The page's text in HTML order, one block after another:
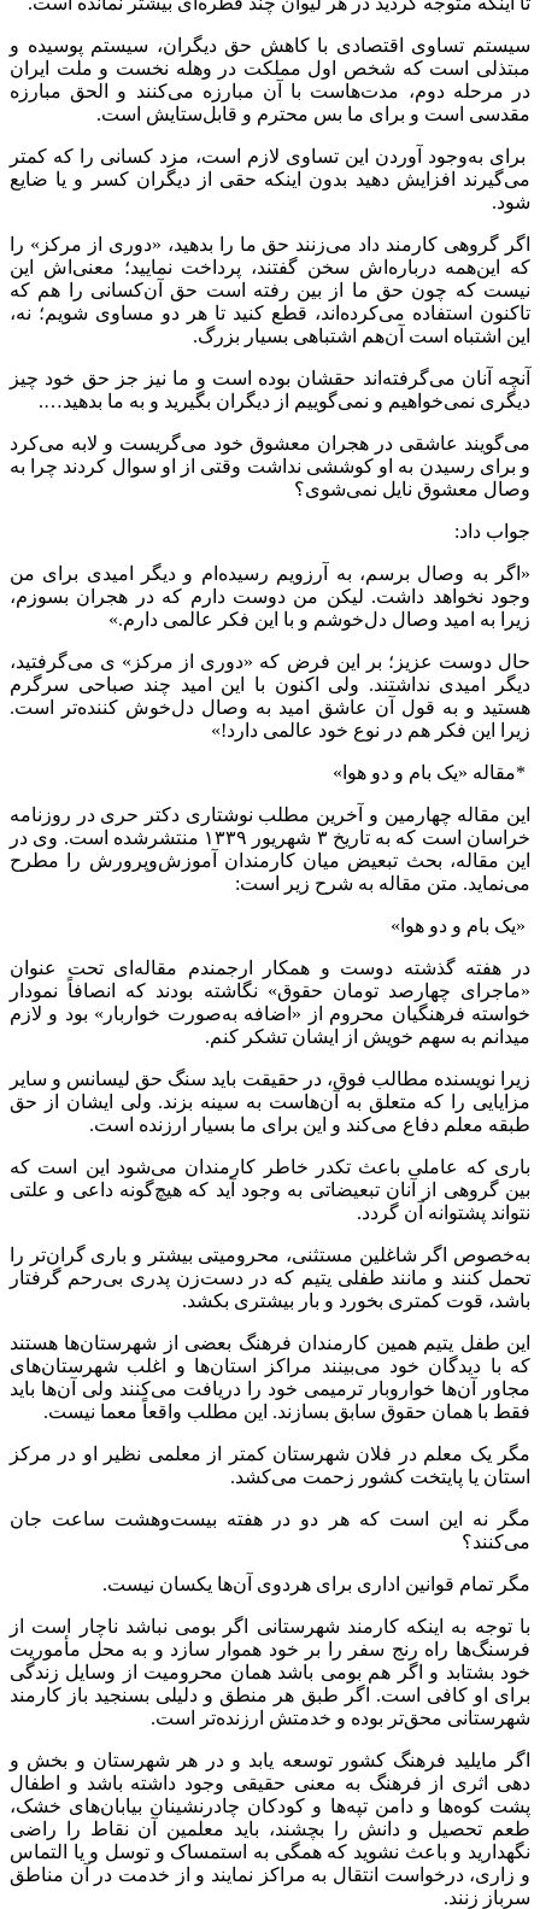
سیستم تساوی اقتصادی با کاهش حق دیگران، سیستم پوسیده و
مبتذلی است که شخص اول مملکت در وهله نخست و ملت ایران
در مرحله دوم، مدت‌هاست با آن مبارزه می‌کنند و الحق مبارزه
مقدسی است و برای ما بس محترم و قابل‌ستایش است.
برای به‌وجود آوردن این تساوی لازم است، مزد کسانی را که کمتر
می‌گیرند افزایش دهید بدون اینکه حقی از دیگران کسر و یا ضایع
شود.
اگر گروهی کارمند داد می‌زنند حق ما را بدهید، «دوری از مرکز» را
که این‌همه درباره‌اش سخن گفتند، پرداخت نمایید؛ معنی‌اش این
نیست که چون حق ما از بین رفته است حق آن‌کسانی را هم که
تاکنون استفاده می‌کرده‌اند، قطع کنید تا هر دو مساوی شویم؛ نه،
این اشتباه است آن‌هم اشتباهی بسیار بزرگ.
آنچه آنان می‌گرفته‌اند حقشان بوده است و ما نیز جز حق خود چیز
دیگری نمی‌خواهیم و نمی‌گوییم از دیگران بگیرید و به ما بدهید….
می‌گویند عاشقی در هجران معشوق خود می‌گریست و لابه می‌کرد
و برای رسیدن به او کوششی نداشت وقتی از او سوال کردند چرا به
وصال معشوق نایل نمی‌شوی؟
جواب داد:
«اگر به وصال برسم، به آرزویم رسیده‌ام و دیگر امیدی برای من
وجود نخواهد داشت. لیکن من دوست دارم که در هجران بسوزم،
زیرا به امید وصال دل‌خوشم و با این فکر عالمی دارم.»
حال دوست عزیز؛ بر این فرض که «دوری از مرکز» ی می‌گرفتید،
دیگر امیدی نداشتند. ولی اکنون با این امید چند صباحی سرگرم
هستید و به قول آن عاشق امید به وصال دل‌خوش کننده‌تر است.
زیرا این فکر هم در نوع خود عالمی دارد!»
*مقاله «یک بام و دو هوا»
این مقاله چهارمین و آخرین مطلب نوشتاری دکتر حری در روزنامه
خراسان است که به تاریخ ۳ شهریور ۱۳۳۹ منتشرشده است. وی در
این مقاله، بحث تبعیض میان کارمندان آموزش‌وپرورش را مطرح
می‌نماید. متن مقاله به شرح زیر است:
«یک بام و دو هوا»
در هفته گذشته دوست و همکار ارجمندم مقاله‌ای تحت عنوان
«ماجرای چهارصد تومان حقوق» نگاشته بودند که انصافاً نمودار
خواسته فرهنگیان محروم از «اضافه به‌صورت خواربار» بود و لازم
میدانم به سهم خویش از ایشان تشکر کنم.
زیرا نویسنده مطالب فوق، در حقیقت باید سنگ حق لیسانس و سایر
مزایایی را که متعلق به آن‌هاست به سینه بزند. ولی ایشان از حق
طبقه معلم دفاع می‌کند و این برای ما بسیار ارزنده است.
باری که عاملی باعث تکدر خاطر کارمندان می‌شود این است که
بین گروهی از آنان تبعیضاتی به وجود آید که هیچ‌گونه داعی و علتی
نتواند پشتوانه آن گردد.
به‌خصوص اگر شاغلین مستثنی، محرومیتی بیشتر و باری گران‌تر را
تحمل کنند و مانند طفلی یتیم که در دست‌زن پدری بی‌رحم گرفتار
باشد، قوت کمتری بخورد و بار بیشتری بکشد.
این طفل یتیم همین کارمندان فرهنگ بعضی از شهرستان‌ها هستند
که با دیدگان خود می‌بینند مراکز استان‌ها و اغلب شهرستان‌های
مجاور آن‌ها خواروبار ترمیمی خود را دریافت می‌کنند ولی آن‌ها باید
فقط با همان حقوق سابق بسازند. این مطلب واقعاً معما نیست.
مگر یک معلم در فلان شهرستان کمتر از معلمی نظیر او در مرکز
استان یا پایتخت کشور زحمت می‌کشد.
مگر نه این است که هر دو در هفته بیست‌وهشت ساعت جان
می‌کنند؟
مگر تمام قوانین اداری برای هردوی آن‌ها یکسان نیست.
با توجه به اینکه کارمند شهرستانی اگر بومی نباشد ناچار است از
فرسنگ‌ها راه رنج سفر را بر خود هموار سازد و به محل مأموریت
خود بشتابد و اگر هم بومی باشد همان محرومیت از وسایل زندگی
برای او کافی است. اگر طبق هر منطق و دلیلی بسنجید باز کارمند
شهرستانی محق‌تر بوده و خدمتش ارزنده‌تر است.
اگر مایلید فرهنگ کشور توسعه یابد و در هر شهرستان و بخش و
دهی اثری از فرهنگ به معنی حقیقی وجود داشته باشد و اطفال
پشت کوه‌ها و دامن تپه‌ها و کودکان چادرنشینان بیابان‌های خشک،
طعم تحصیل و دانش را بچشند، باید معلمین آن نقاط را راضی
نگهدارید و باعث نشوید که همگی به استمساک و توسل و یا التماس
و زاری، درخواست انتقال به مراکز نمایند و از خدمت در آن مناطق
سرباز زنند.